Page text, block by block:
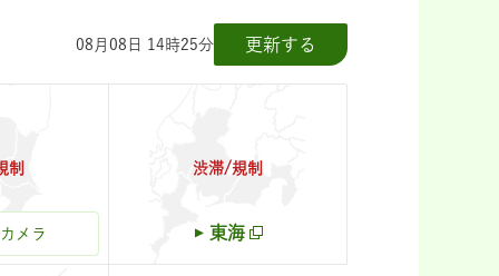
制
メラ
渋滞/規制
東海
08月08日 14時25分 更新する